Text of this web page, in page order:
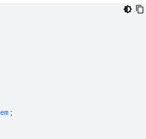
em ;